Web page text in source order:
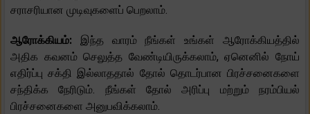
சராசரியான முடிவுகளைப் பெறலாம்.
ஆரோக்கியம்: இந்த வாரம் நீங்கள் உங்கள் ஆரோக்கியத்தில்
அதிக கவனம் செலுத்த வேண்டியிருக்கலாம், ஏனெனில் நோய்
எதிர்ப்பு சக்தி இல்லாததால் தோல் தொடர்பான பிரச்சனைகளை
சந்திக்க நேரிடும். நீங்கள் தோல் அரிப்பு மற்றும் நரம்பியல்
பிரச்சனைகளை அனுபவிக்கலாம்.